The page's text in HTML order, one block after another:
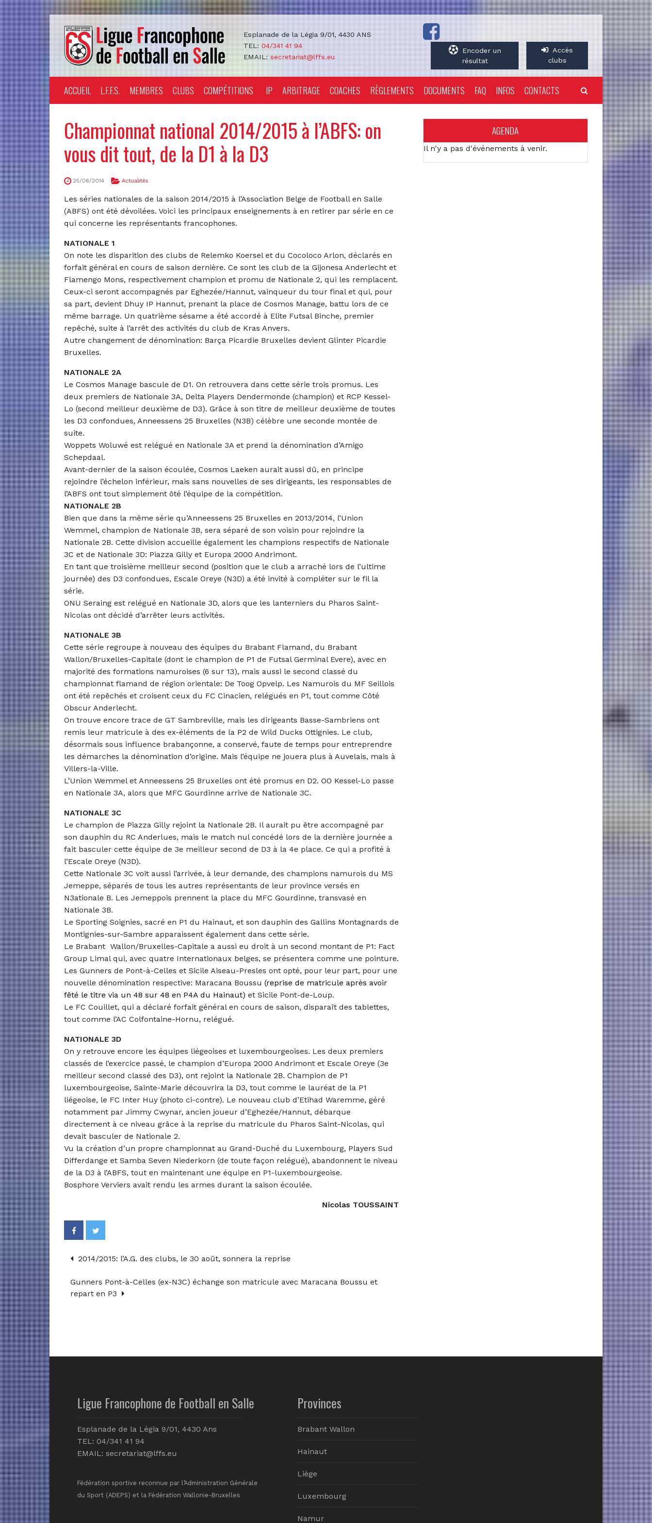
Esplanade de la Légia 9/01, 4430 ANS
TEL: 04/341 41 94
EMAIL: secretariat@lffs.eu
Encoder un
résultat
Accès
clubs
ACCUEIL L.F.F.S. MEMBRES CLUBS COMPÉTITIONS IP ARBITRAGE COACHES RÈGLEMENTS DOCUMENTS FAQ INFOS CONTACTS
Championnat national 2014/2015 à l’ABFS: on
vous dit tout, de la D1 à la D3
25/06/2014 Actualités
Les séries nationales de la saison 2014/2015 à l’Association Belge de Football en Salle
(ABFS) ont été dévoilées. Voici les principaux enseignements à en retirer par série en ce
qui concerne les représentants francophones.
NATIONALE 1
On note les disparition des clubs de Relemko Koersel et du Cocoloco Arlon, déclarés en
forfait général en cours de saison dernière. Ce sont les club de la Gijonesa Anderlecht et
Flamengo Mons, respectivement champion et promu de Nationale 2, qui les remplacent.
Ceux-ci seront accompagnés par Eghezée/Hannut, vainqueur du tour final et qui, pour
sa part, devient Dhuy IP Hannut, prenant la place de Cosmos Manage, battu lors de ce
même barrage. Un quatrième sésame a été accordé à Elite Futsal Binche, premier
repêché, suite à l’arrêt des activités du club de Kras Anvers.
Autre changement de dénomination: Barça Picardie Bruxelles devient Glinter Picardie
Bruxelles.
NATIONALE 2A
Le Cosmos Manage bascule de D1. On retrouvera dans cette série trois promus. Les
deux premiers de Nationale 3A, Delta Players Dendermonde (champion) et RCP Kessel-
Lo (second meilleur deuxième de D3). Grâce à son titre de meilleur deuxième de toutes
les D3 confondues, Anneessens 25 Bruxelles (N3B) célèbre une seconde montée de
suite.
Woppets Woluwé est relégué en Nationale 3A et prend la dénomination d’Amigo
Schepdaal.
Avant-dernier de la saison écoulée, Cosmos Laeken aurait aussi dû, en principe
rejoindre l’échelon inférieur, mais sans nouvelles de ses dirigeants, les responsables de
l’ABFS ont tout simplement ôté l’équipe de la compétition.
NATIONALE 2B
Bien que dans la même série qu’Anneessens 25 Bruxelles en 2013/2014, l’Union
Wemmel, champion de Nationale 3B, sera séparé de son voisin pour rejoindre la
Nationale 2B. Cette division accueille également les champions respectifs de Nationale
3C et de Nationale 3D: Piazza Gilly et Europa 2000 Andrimont.
En tant que troisième meilleur second (position que le club a arraché lors de l’ultime
journée) des D3 confondues, Escale Oreye (N3D) a été invité à compléter sur le fil la
série.
ONU Seraing est relégué en Nationale 3D, alors que les lanterniers du Pharos Saint-
Nicolas ont décidé d’arrêter leurs activités.
NATIONALE 3B
Cette série regroupe à nouveau des équipes du Brabant Flamand, du Brabant
Wallon/Bruxelles-Capitale (dont le champion de P1 de Futsal Germinal Evere), avec en
majorité des formations namuroises (6 sur 13), mais aussi le second classé du
championnat flamand de région orientale: De Toog Opvelp. Les Namurois du MF Seillois
ont été repêchés et croisent ceux du FC Cinacien, relégués en P1, tout comme Côté
Obscur Anderlecht.
On trouve encore trace de GT Sambreville, mais les dirigeants Basse-Sambriens ont
remis leur matricule à des ex-éléments de la P2 de Wild Ducks Ottignies. Le club,
désormais sous influence brabançonne, a conservé, faute de temps pour entreprendre
les démarches la dénomination d’origine. Mais l’équipe ne jouera plus à Auvelais, mais à
Villers-la-Ville.
L’Union Wemmel et Anneessens 25 Bruxelles ont été promus en D2. OO Kessel-Lo passe
en Nationale 3A, alors que MFC Gourdinne arrive de Nationale 3C.
NATIONALE 3C
Le champion de Piazza Gilly rejoint la Nationale 2B. Il aurait pu être accompagné par
son dauphin du RC Anderlues, mais le match nul concédé lors de la dernière journée a
fait basculer cette équipe de 3e meilleur second de D3 à la 4e place. Ce qui a profité à
l’Escale Oreye (N3D).
Cette Nationale 3C voit aussi l’arrivée, à leur demande, des champions namurois du MS
Jemeppe, séparés de tous les autres représentants de leur province versés en
N3ationale B. Les Jemeppois prennent la place du MFC Gourdinne, transvasé en
Nationale 3B.
Le Sporting Soignies, sacré en P1 du Hainaut, et son dauphin des Gallins Montagnards de
Montignies-sur-Sambre apparaissent également dans cette série.
Le Brabant Wallon/Bruxelles-Capitale a aussi eu droit à un second montant de P1: Fact
Group Limal qui, avec quatre Internationaux belges, se présentera comme une pointure.
Les Gunners de Pont-à-Celles et Sicile Aiseau-Presles ont opté, pour leur part, pour une
nouvelle dénomination respective: Maracana Boussu (reprise de matricule après avoir
fêté le titre via un 48 sur 48 en P4A du Hainaut) et Sicile Pont-de-Loup.
Le FC Couillet, qui a déclaré forfait général en cours de saison, disparaît des tablettes,
tout comme l’AC Colfontaine-Hornu, relégué.
NATIONALE 3D
On y retrouve encore les équipes liégeoises et luxembourgeoises. Les deux premiers
classés de l’exercice passé, le champion d’Europa 2000 Andrimont et Escale Oreye (3e
meilleur second classé des D3), ont rejoint la Nationale 2B. Champion de P1
luxembourgeoise, Sainte-Marie découvrira la D3, tout comme le lauréat de la P1
liégeoise, le FC Inter Huy (photo ci-contre). Le nouveau club d’Etihad Waremme, géré
notamment par Jimmy Cwynar, ancien joueur d’Eghezée/Hannut, débarque
directement à ce niveau grâce à la reprise du matricule du Pharos Saint-Nicolas, qui
devait basculer de Nationale 2.
Vu la création d’un propre championnat au Grand-Duché du Luxembourg, Players Sud
Differdange et Samba Seven Niederkorn (de toute façon relégué), abandonnent le niveau
de la D3 à l’ABFS, tout en maintenant une équipe en P1-luxembourgeoise.
Bosphore Verviers avait rendu les armes durant la saison écoulée.
Nicolas TOUSSAINT
2014/2015: l’A.G. des clubs, le 30 août, sonnera la reprise
Gunners Pont-à-Celles (ex-N3C) échange son matricule avec Maracana Boussu et
repart en P3
AGENDA
Il n'y a pas d'événements à venir.
Ligue Francophone de Football en Salle
Esplanade de la Légia 9/01, 4430 Ans
TEL: 04/341 41 94
EMAIL: secretariat@lffs.eu
Fédération sportive reconnue par l’Administration Générale
du Sport (ADEPS) et la Fédération Wallonie-Bruxelles
Provinces
Brabant Wallon
Hainaut
Liège
Luxembourg
Namur